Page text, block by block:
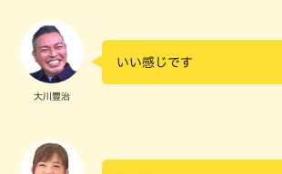
大川豊治
いい感じです